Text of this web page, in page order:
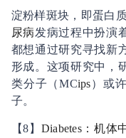
淀粉样斑块，即蛋白
尿病发病过程中扮演
都想通过研究寻找新
形成。这项研究中，
类分子（MCips）或
子。
【8】 Diabetes：机体